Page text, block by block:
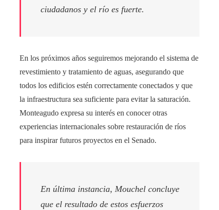
ciudadanos y el río es fuerte.
En los próximos años seguiremos mejorando el sistema de
revestimiento y tratamiento de aguas, asegurando que
todos los edificios estén correctamente conectados y que
la infraestructura sea suficiente para evitar la saturación.
Monteagudo expresa su interés en conocer otras
experiencias internacionales sobre restauración de ríos
para inspirar futuros proyectos en el Senado.
En última instancia, Mouchel concluye
que el resultado de estos esfuerzos